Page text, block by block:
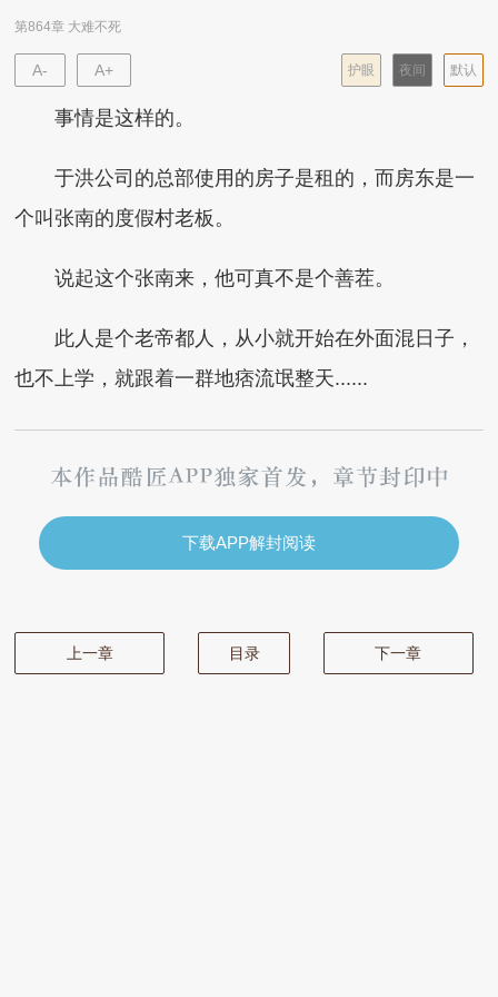
第864章 大难不死
A- A+ 默认
夜间
护眼
事情是这样的。
于洪公司的总部使用的房子是租的，而房东是一
个叫张南的度假村老板。
说起这个张南来，他可真不是个善茬。
此人是个老帝都人，从小就开始在外面混日子，
也不上学，就跟着一群地痞流氓整天......
下载APP解封阅读
上一章 目录 下一章